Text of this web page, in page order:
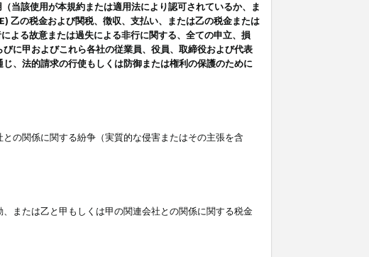
当該使用が本規約または適用法により認可されているか、ま
乙の税金および関税、徴収、支払い、または乙の税金または
よる故意または過失による非行に関する、全ての申立、損
に甲およびこれら各社の従業員、役員、取締役および代表
、法的請求の行使もしくは防御または権利の保護のために
の関係に関する紛争（実質的な侵害またはその主張を含
または乙と甲もしくは甲の関連会社との関係に関する税金